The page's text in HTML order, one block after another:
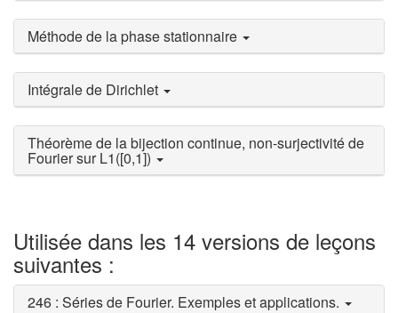
Méthode de la phase stationnaire
Intégrale de Dirichlet
Théorème de la bijection continue, non-surjectivité de
Fourier sur L1([0,1])
Utilisée dans les 14 versions de leçons
suivantes :
246 : Séries de Fourier. Exemples et applications.